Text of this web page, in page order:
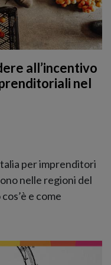
all’incentivo
nel
per imprenditori
nelle regioni del
e come